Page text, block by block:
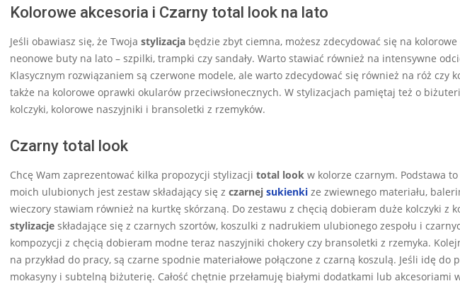
Kolorowe akcesoria i Czarny total look na lato
Jeśli obawiasz się, że Twoja stylizacja będzie zbyt ciemna, możesz zdecydować się na
neonowe buty na lato – szpilki, trampki czy sandały. Warto stawiać również na intensywne
Klasycznym rozwiązaniem są czerwone modele, ale warto zdecydować się również na róż czy
także na kolorowe oprawki okularów przeciwsłonecznych. W stylizacjach pamiętaj też o
kolczyki, kolorowe naszyjniki i bransoletki z rzemyków.
Czarny total look
Chcę Wam zaprezentować kilka propozycji stylizacji total look w kolorze czarnym. Podstawa to
moich ulubionych jest zestaw składający się z czarnej sukienki ze zwiewnego materiału,
wieczory stawiam również na kurtkę skórzaną. Do zestawu z chęcią dobieram duże kolczyki z
stylizacje składające się z czarnych szortów, koszulki z nadrukiem ulubionego zespołu i
kompozycji z chęcią dobieram modne teraz naszyjniki chokery czy bransoletki z rzemyka.
na przykład do pracy, są czarne spodnie materiałowe połączone z czarną koszulą. Jeśli idę do
mokasyny i subtelną biżuterię. Całość chętnie przełamuję białymi dodatkami lub akcesoriami